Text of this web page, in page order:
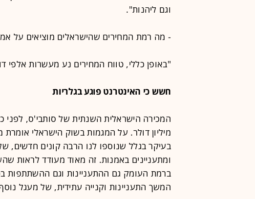
וגם ליהנות".
- מה רמת המחירים שהישראלים מוציאים על
"באופן כללי, טווח המחירים נע מעשרות אלפי
חשש כי האינטרנט פוגע בגלריות
מיליון דולר. על המגמות בשוק הישראלי אומרת
בעיקר בגלל שנוספו לנו הרבה קונים חדשים,
ומתעניינים באמנות. זה מאוד מעודד לראות
ברמת העומק גם ההתעניינות וגם ההשתתפות
המשך התעניינות וקנייה עתידית, של מעגל